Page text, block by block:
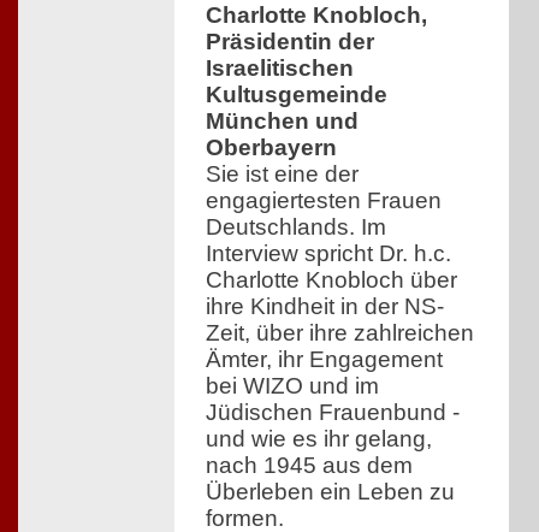
Charlotte Knobloch,
Präsidentin der
Israelitischen
Kultusgemeinde
München und
Oberbayern
Sie ist eine der
engagiertesten Frauen
Deutschlands. Im
Interview spricht Dr. h.c.
Charlotte Knobloch über
ihre Kindheit in der NS-
Zeit, über ihre zahlreichen
Ämter, ihr Engagement
bei WIZO und im
Jüdischen Frauenbund -
und wie es ihr gelang,
nach 1945 aus dem
Überleben ein Leben zu
formen.